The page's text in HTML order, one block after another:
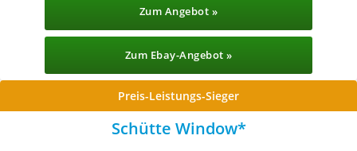
Zum Angebot »
Zum Ebay-Angebot »
Preis-Leistungs-Sieger
Schütte Window